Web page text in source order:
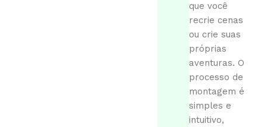
que você
recrie cenas
ou crie suas
próprias
aventuras. O
processo de
montagem é
simples e
intuitivo,